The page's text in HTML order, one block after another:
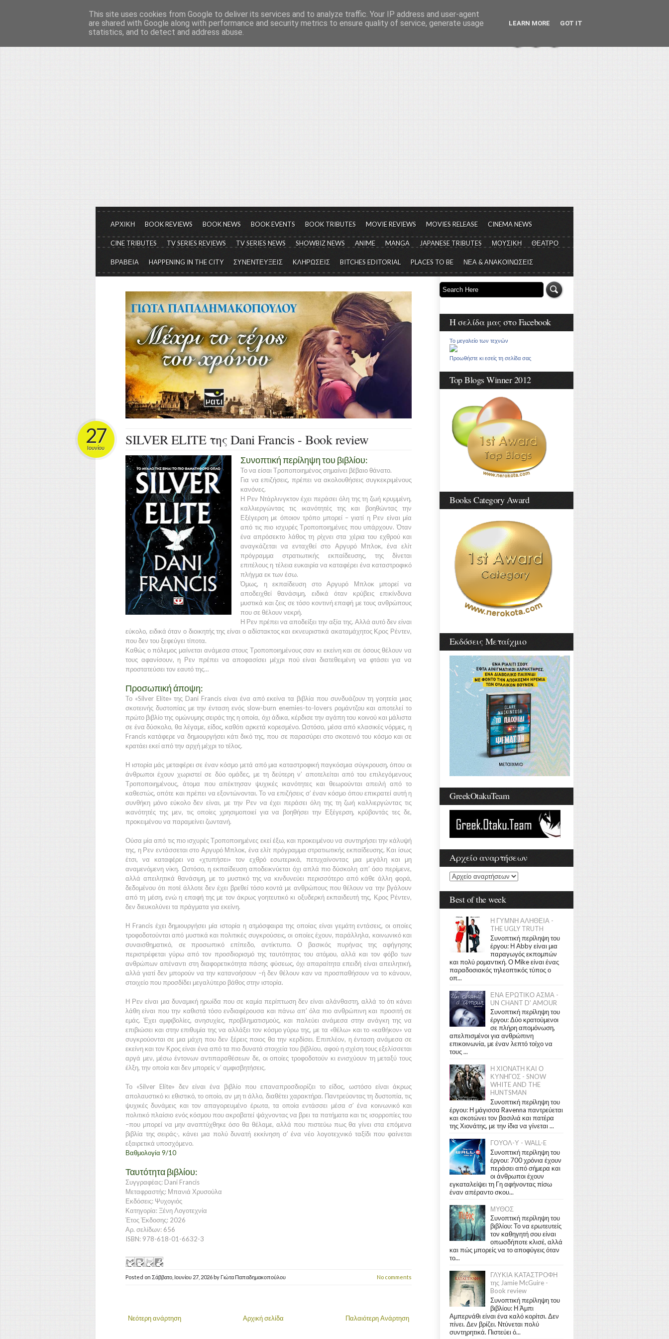
Το μεγαλείο των Τεχνών...
Είμαστε πάντα εδώ για να μιλάμε για τον πολιτισμό, σε κάθε του μορφή και έκταση...
ΑΡΧΙΚΗ BOOK REVIEWS BOOK NEWS BOOK EVENTS BOOK TRIBUTES MOVIE REVIEWS MOVIES RELEASE CINEMA NEWS
CINE TRIBUTES TV SERIES REVIEWS TV SERIES NEWS SHOWBIZ NEWS ANIME MANGA JAPANESE TRIBUTES ΜΟΥΣΙΚΗ ΘΕΑΤΡΟ
ΒΡΑΒΕΙΑ HAPPENING IN THE CITY ΣΥΝΕΝΤΕΥΞΕΙΣ ΚΛΗΡΩΣΕΙΣ BITCHES EDITORIAL PLACES TO BE ΝΕΑ & ΑΝΑΚΟΙΝΩΣΕΙΣ
SILVER ELITE της Dani Francis - Book review
27
Ιουνίου
Συνοπτική περίληψη του βιβλίου:
Το να είσαι Τροποποιημένος σημαίνει βέβαιο θάνατο.
Για να επιζήσεις, πρέπει να ακολουθήσεις συγκεκριμένους
κανόνες.
Η Ρεν Ντάρλινγκτον έχει περάσει όλη της τη ζωή κρυμμένη,
καλλιεργώντας τις ικανότητές της και βοηθώντας την
Εξέγερση με όποιον τρόπο μπορεί – γιατί η Ρεν είναι μία
από τις πιο ισχυρές Τροποποιημένες που υπάρχουν. Όταν
ένα απρόσεκτο λάθος τη ρίχνει στα χέρια του εχθρού και
αναγκάζεται να ενταχθεί στο Αργυρό Μπλοκ, ένα ελίτ
πρόγραμμα στρατιωτικής εκπαίδευσης, της δίνεται
επιτέλους η τέλεια ευκαιρία να καταφέρει ένα καταστροφικό
πλήγμα εκ των έσω.
Όμως, η εκπαίδευση στο Αργυρό Μπλοκ μπορεί να
αποδειχθεί θανάσιμη, ειδικά όταν κρύβεις επικίνδυνα
μυστικά και ζεις σε τόσο κοντινή επαφή με τους ανθρώπους
που σε θέλουν νεκρή.
Η Ρεν πρέπει να αποδείξει την αξία της. Αλλά αυτό δεν είναι
εύκολο, ειδικά όταν ο διοικητής της είναι ο αδίστακτος και εκνευριστικά ακαταμάχητος Κρος Ρέντεν,
που δεν του ξεφεύγει τίποτα.
Καθώς ο πόλεμος μαίνεται ανάμεσα στους Τροποποιημένους σαν κι εκείνη και σε όσους θέλουν να
τους αφανίσουν, η Ρεν πρέπει να αποφασίσει μέχρι πού είναι διατεθειμένη να φτάσει για να
προστατεύσει τον εαυτό της…
Προσωπική άποψη:
Το «Silver Elite» της Dani Francis είναι ένα από εκείνα τα βιβλία που συνδυάζουν τη γοητεία μιας
σκοτεινής δυστοπίας με την ένταση ενός slow-burn enemies-to-lovers ρομάντζου και αποτελεί το
πρώτο βιβλίο της ομώνυμης σειράς της η οποία, όχι άδικα, κέρδισε την αγάπη του κοινού και μάλιστα
σε ένα δύσκολο, θα λέγαμε, είδος, καθότι αρκετά κορεσμένο. Ωστόσο, μέσα από κλασικές νόρμες, η
Francis κατάφερε να δημιουργήσει κάτι δικό της, που σε παρασύρει στο σκοτεινό του κόσμο και σε
κρατάει εκεί από την αρχή μέχρι το τέλος.
Η ιστορία μάς μεταφέρει σε έναν κόσμο μετά από μια καταστροφική παγκόσμια σύγκρουση, όπου οι
άνθρωποι έχουν χωριστεί σε δύο ομάδες, με τη δεύτερη ν’ αποτελείται από του επιλεγόμενους
Τροποποιημένους, άτομα που απέκτησαν ψυχικές ικανότητες και θεωρούνται απειλή από το
καθεστώς, οπότε και πρέπει να εξοντώνονται. Το να επιζήσεις σ’ έναν κόσμο όπου επικρατεί αυτή η
συνθήκη μόνο εύκολο δεν είναι, με την Ρεν να έχει περάσει όλη της τη ζωή καλλιεργώντας τις
ικανότητές της μεν, τις οποίες χρησιμοποιεί για να βοηθήσει την Εξέγερση, κρύβοντάς τες δε,
προκειμένου να παραμείνει ζωντανή.
Ούσα μία από τις πιο ισχυρές Τροποποιημένες εκεί έξω, και προκειμένου να συντηρήσει την κάλυψή
της, η Ρεν εντάσσεται στο Αργυρό Μπλοκ, ένα ελίτ πρόγραμμα στρατιωτικής εκπαίδευσης. Και ίσως
έτσι, να καταφέρει να «χτυπήσει» τον εχθρό εσωτερικά, πετυχαίνοντας μια μεγάλη και μη
αναμενόμενη νίκη. Ωστόσο, η εκπαίδευση αποδεικνύεται όχι απλά πιο δύσκολη απ’ όσο περίμενε,
αλλά απειλητικά θανάσιμη, με το μυστικό της να κινδυνεύει περισσότερο από κάθε άλλη φορά,
δεδομένου ότι ποτέ άλλοτε δεν έχει βρεθεί τόσο κοντά με ανθρώπους που θέλουν να την βγάλουν
από τη μέση, ενώ η επαφή της με τον άκρως γοητευτικό κι οξυδερκή εκπαιδευτή της, Κρος Ρέντεν,
δεν διευκολύνει τα πράγματα για εκείνη.
Η Francis έχει δημιουργήσει μία ιστορία η ατμόσφαιρα της οποίας είναι γεμάτη εντάσεις, οι οποίες
τροφοδοτούνται από μυστικά και πολιτικές συγκρούσεις, οι οποίες έχουν, παράλληλα, κοινωνικό και
συναισθηματικό, σε προσωπικό επίπεδο, αντίκτυπο. Ο βασικός πυρήνας της αφήγησης
περιστρέφεται γύρω από τον προσδιορισμό της ταυτότητας του ατόμου, αλλά και τον φόβο των
ανθρώπων απέναντι στη διαφορετικότητα πάσης φύσεως, όχι απαραίτητα επειδή είναι απειλητική,
αλλά γιατί δεν μπορούν να την κατανοήσουν –ή δεν θέλουν καν να προσπαθήσουν να το κάνουν,
στοιχείο που προσδίδει μεγαλύτερο βάθος στην ιστορία.
Η Ρεν είναι μια δυναμική ηρωίδα που σε καμία περίπτωση δεν είναι αλάνθαστη, αλλά το ότι κάνει
λάθη είναι που την καθιστά τόσο ενδιαφέρουσα και πάνω απ’ όλα πιο ανθρώπινη και προσιτή σε
εμάς. Έχει αμφιβολίες, ανησυχίες, προβληματισμούς, και παλεύει ανάμεσα στην ανάγκη της να
επιβιώσει και στην επιθυμία της να αλλάξει τον κόσμο γύρω της, με τα «θέλω» και το «καθήκον» να
συγκρούονται σε μια μάχη που δεν ξέρεις ποιος θα την κερδίσει. Επιπλέον, η ένταση ανάμεσα σε
εκείνη και τον Κρος είναι ένα από τα πιο δυνατά στοιχεία του βιβλίου, αφού η σχέση τους εξελίσσεται
αργά μεν, μέσω έντονων αντιπαραθέσεων δε, οι οποίες τροφοδοτούν κι ενισχύουν τη μεταξύ τους
έλξη, την οποία και δεν μπορείς ν’ αμφισβητήσεις.
Το «Silver Elite» δεν είναι ένα βιβλίο που επαναπροσδιορίζει το είδος, ωστόσο είναι άκρως
απολαυστικό κι εθιστικό, το οποίο, αν μη τι άλλο, διαθέτει χαρακτήρα. Παντρεύοντας τη δυστοπία, τις
ψυχικές δυνάμεις και τον απαγορευμένο έρωτα, τα οποία εντάσσει μέσα σ’ ένα κοινωνικό και
πολιτικό πλαίσιο ενός κόσμου που ακροβατεί ψάχνοντας να βρει τα πατήματα και τις ισορροπίες του
–που μπορεί να μην αναπτύχθηκε όσο θα θέλαμε, αλλά που πιστεύω πως θα γίνει στα επόμενα
βιβλία της σειράς-, κάνει μια πολύ δυνατή εκκίνηση σ’ ένα νέο λογοτεχνικό ταξίδι που φαίνεται
εξαιρετικά υποσχόμενο.
Βαθμολογία 9/10
Ταυτότητα βιβλίου:
Συγγραφέας: Dani Francis
Μεταφραστής: Μπανιά Χρυσούλα
Εκδόσεις: Ψυχογιός
Κατηγορία: Ξένη Λογοτεχνία
Έτος Έκδοσης: 2026
Αρ. σελίδων: 656
ISBN: 978-618-01-6632-3
Posted on Σάββατο, Ιουνίου 27, 2026 by Γιώτα Παπαδημακοπούλου No comments
Νεότερη ανάρτηση Παλαιότερη Ανάρτηση
Αρχική σελίδα
Η σελίδα μας στο Facebook
Το μεγαλείο των τεχνών
Προωθήστε κι εσείς τη σελίδα σας
Top Blogs Winner 2012
Books Category Award
Εκδόσεις Μεταίχμιο
GreekOtakuTeam
Αρχείο αναρτήσεων
Best of the week
Η ΓΥΜΝΗ ΑΛΗΘΕΙΑ -
THE UGLY TRUTH
Συνοπτική περίληψη του
έργου: Η Abby είναι μια
παραγωγός εκπομπών
και πολύ ρομαντική. Ο Mike είναι ένας
παραδοσιακός τηλεοπτικός τύπος ο
οπ...
ΕΝΑ ΕΡΩΤΙΚΟ ΑΣΜΑ -
UN CHANT D' AMOUR
Συνοπτική περίληψη του
έργου: Δύο κρατούμενοι
σε πλήρη απομόνωση,
απελπισμένοι για ανθρώπινη
επικοινωνία, με έναν λεπτό τοίχο να
τους ...
Η ΧΙΟΝΑΤΗ ΚΑΙ Ο
ΚΥΝΗΓΟΣ - SNOW
WHITE AND THE
HUNTSMAN
Συνοπτική περίληψη του
έργου: Η μάγισσα Ravenna παντρεύεται
και σκοτώνει τον βασιλιά και πατέρα
της Χιονάτης, με την ίδια να γίνεται ...
ΓΟΥΟΛ-Υ - WALL-E
Συνοπτική περίληψη του
έργου: 700 χρόνια έχουν
περάσει από σήμερα και
οι άνθρωποι έχουν
εγκαταλείψει τη Γη αφήνοντας πίσω
έναν απέραντο σκου...
ΜΥΘΟΣ
Συνοπτική περίληψη του
βιβλίου: Το να ερωτευτείς
τον καθηγητή σου είναι
οπωσδήποτε κλισέ, αλλά
και πώς μπορείς να το αποφύγεις όταν
το...
ΓΛΥΚΙΑ ΚΑΤΑΣΤΡΟΦΗ
της Jamie McGuire -
Book review
Συνοπτική περίληψη του
βιβλίου: Η Άμπι
Αμπερνάθι είναι ένα καλό κορίτσι. Δεν
πίνει. Δεν βρίζει. Ντύνεται πολύ
συντηρητικά. Πιστεύει ό...
This site uses cookies from Google to deliver its services and to analyze traffic. Your IP address and user-agent
are shared with Google along with performance and security metrics to ensure quality of service, generate usage
statistics, and to detect and address abuse.
LEARN MORE GOT IT